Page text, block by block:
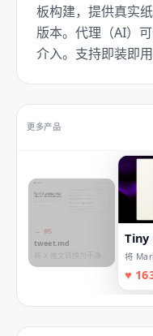
板构建，提供真实
版本。代理（AI）
介入。支持即装即
更多产品
← #5
tweet.md
将 X 推文转换为干净的
Markdown
Tiny
将
♥